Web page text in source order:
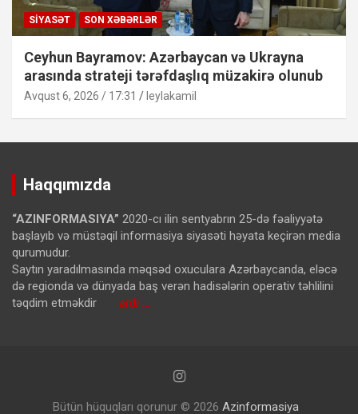
SIYASƏT SON XƏBƏRLƏR
Ceyhun Bayramov: Azərbaycan və Ukrayna
arasında strateji tərəfdaşlıq müzakirə olunub
Avqust 6, 2026 / 17:31 leylakamil
Haqqımızda
“AZINFORMASIYA” 2020-cı ilin sentyabrın 25-də fəaliyyətə
başlayıb və müstəqil informasiya siyasəti həyata keçirən media
qurumudur.
Saytın yaradılmasında məqsəd oxuculara Azərbaycanda, eləcə
də regionda və dünyada baş verən hadisələrin operativ təhlilini
təqdim etməkdir ardı …
Bütün hüquqları qorunur © 2026 Azinformasiya